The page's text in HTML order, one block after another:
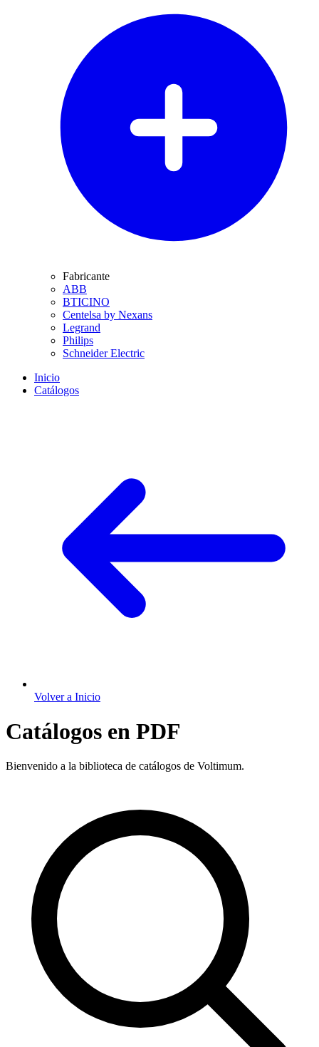
Fabricante
ABB
BTICINO
Centelsa by Nexans
Legrand
Philips
Schneider Electric
Inicio
Catálogos
Volver a Inicio
Catálogos en PDF
Bienvenido a la biblioteca de catálogos de Voltimum.